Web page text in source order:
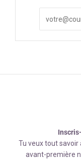
Tu veux tout savoir
avant-première